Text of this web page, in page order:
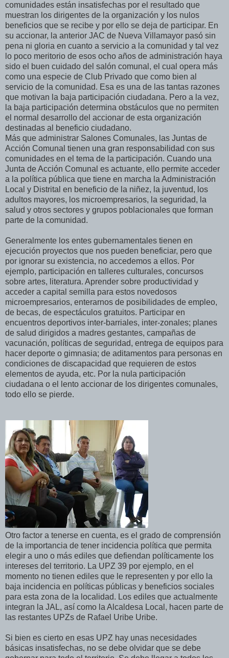
comunidades están insatisfechas por el resultado que
muestran los dirigentes de la organización y los nulos
beneficios que se recibe y por ello se deja de participar. En
su accionar, la anterior JAC de Nueva Villamayor pasó sin
pena ni gloria en cuanto a servicio a la comunidad y tal vez
lo poco meritorio de esos ocho años de administración haya
sido el buen cuidado del salón comunal, el cual opera más
como una especie de Club Privado que como bien al
servicio de la comunidad. Esa es una de las tantas razones
que motivan la baja participación ciudadana. Pero a la vez,
la baja participación determina obstáculos que no permiten
el normal desarrollo del accionar de esta organización
destinadas al beneficio ciudadano.
Más que administrar Salones Comunales, las Juntas de
Acción Comunal tienen una gran responsabilidad con sus
comunidades en el tema de la participación. Cuando una
Junta de Acción Comunal es actuante, ello permite acceder
a la política pública que tiene en marcha la Administración
Local y Distrital en beneficio de la niñez, la juventud, los
adultos mayores, los microempresarios, la seguridad, la
salud y otros sectores y grupos poblacionales que forman
parte de la comunidad.
Generalmente los entes gubernamentales tienen en
ejecución proyectos que nos pueden beneficiar, pero que
por ignorar su existencia, no accedemos a ellos. Por
ejemplo, participación en talleres culturales, concursos
sobre artes, literatura. Aprender sobre productividad y
acceder a capital semilla para estos novedosos
microempresarios, enterarnos de posibilidades de empleo,
de becas, de espectáculos gratuitos. Participar en
encuentros deportivos inter-barriales, inter-zonales; planes
de salud dirigidos a madres gestantes, campañas de
vacunación, políticas de seguridad, entrega de equipos para
hacer deporte o gimnasia; de aditamentos para personas en
condiciones de discapacidad que requieren de estos
elementos de ayuda, etc. Por la nula participación
ciudadana o el lento accionar de los dirigentes comunales,
todo ello se pierde.
Otro factor a tenerse en cuenta, es el grado de comprensión
de la importancia de tener incidencia política que permita
elegir a uno o más ediles que defiendan políticamente los
intereses del territorio. La UPZ 39 por ejemplo, en el
momento no tienen ediles que le representen y por ello la
baja incidencia en políticas públicas y beneficios sociales
para esta zona de la localidad. Los ediles que actualmente
integran la JAL, así como la Alcaldesa Local, hacen parte de
las restantes UPZs de Rafael Uribe Uribe.
Si bien es cierto en esas UPZ hay unas necesidades
básicas insatisfechas, no se debe olvidar que se debe